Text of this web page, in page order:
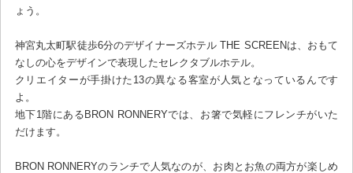
ょう。
神宮丸太町駅徒歩6分のデザイナーズホテル THE SCREENは、おもて
なしの心をデザインで表現したセレクタブルホテル。
クリエイターが手掛けた13の異なる客室が人気となっているんです
よ。
地下1階にあるBRON RONNERYでは、お箸で気軽にフレンチがいた
だけます。
BRON RONNERYのランチで人気なのが、お肉とお魚の両方が楽しめ